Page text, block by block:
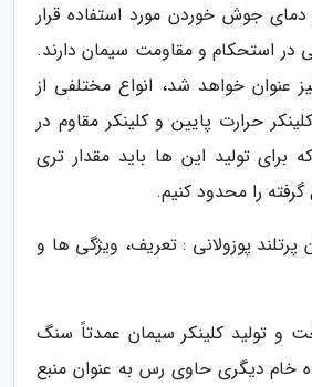
جوش خوردن مورد استفاده قرار
استحکام و مقاومت سیمان دارند.
عنوان خواهد شد، انواع مختلفی از
حرارت پایین و کلینکر مقاوم در
برای تولید این ها باید مقدار تری
را محدود کنیم.
پرتلند پوزولانی : تعریف، ویژگی ها و
و تولید کلینکر سیمان عمدتاً سنگ
خام دیگری حاوی رس به عنوان منبع